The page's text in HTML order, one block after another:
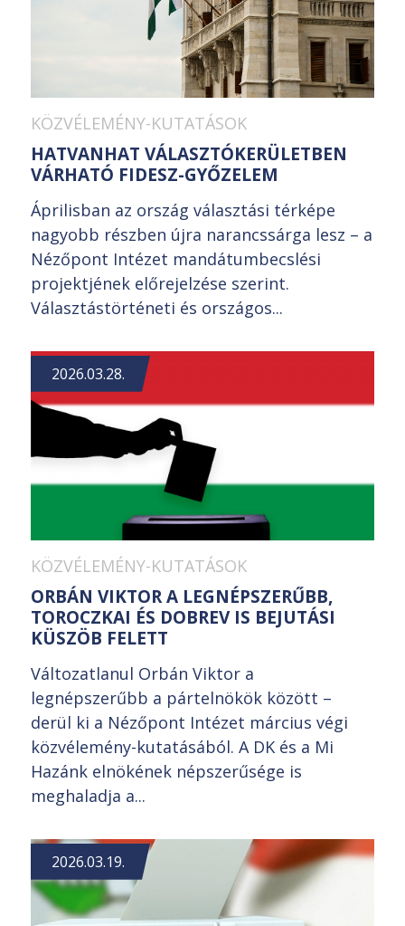
KÖZVÉLEMÉNY-KUTATÁSOK
HATVANHAT VÁLASZTÓKERÜLETBEN
VÁRHATÓ FIDESZ-GYŐZELEM
Áprilisban az ország választási térképe
nagyobb részben újra narancssárga lesz – a
Nézőpont Intézet mandátumbecslési
projektjének előrejelzése szerint.
Választástörténeti és országos...
2026.03.28.
KÖZVÉLEMÉNY-KUTATÁSOK
ORBÁN VIKTOR A LEGNÉPSZERŰBB,
TOROCZKAI ÉS DOBREV IS BEJUTÁSI
KÜSZÖB FELETT
Változatlanul Orbán Viktor a
legnépszerűbb a pártelnökök között –
derül ki a Nézőpont Intézet március végi
közvélemény-kutatásából. A DK és a Mi
Hazánk elnökének népszerűsége is
meghaladja a...
2026.03.19.